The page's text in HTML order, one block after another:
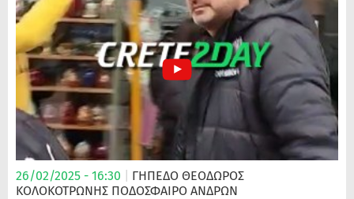
26/02/2025 - 16:30
ΓΗΠΕΔΟ ΘΕΟΔΩΡΟΣ
ΚΟΛΟΚΟΤΡΩΝΗΣ ΠΟΔΌΣΦΑΙΡΟ ΑΝΔΡΏΝ